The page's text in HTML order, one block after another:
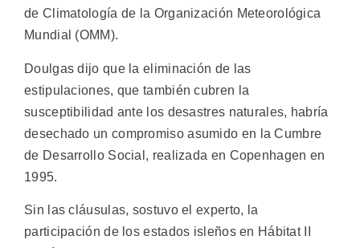
de Climatología de la Organización Meteorológica
Mundial (OMM).
Doulgas dijo que la eliminación de las
estipulaciones, que también cubren la
susceptibilidad ante los desastres naturales, habría
desechado un compromiso asumido en la Cumbre
de Desarrollo Social, realizada en Copenhagen en
1995.
Sin las cláusulas, sostuvo el experto, la
participación de los estados isleños en Hábitat II